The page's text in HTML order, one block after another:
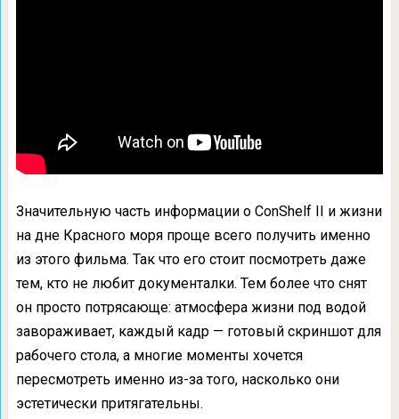
Значительную часть информации о ConShelf II и жизни
на дне Красного моря проще всего получить именно
из этого фильма. Так что его стоит посмотреть даже
тем, кто не любит документалки. Тем более что снят
он просто потрясающе: атмосфера жизни под водой
завораживает, каждый кадр — готовый скриншот для
рабочего стола, а многие моменты хочется
пересмотреть именно из-за того, насколько они
эстетически притягательны.